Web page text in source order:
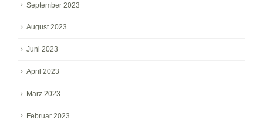
September 2023
August 2023
Juni 2023
April 2023
März 2023
Februar 2023